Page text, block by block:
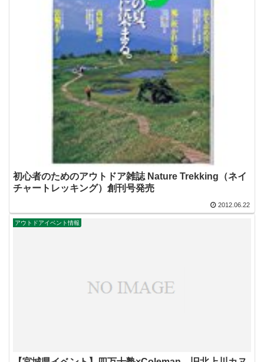
初心者のためのアウトドア雑誌 Nature Trekking（ネイ
チャートレッキング）創刊号発売
2012.06.22
アウトドアイベント情報